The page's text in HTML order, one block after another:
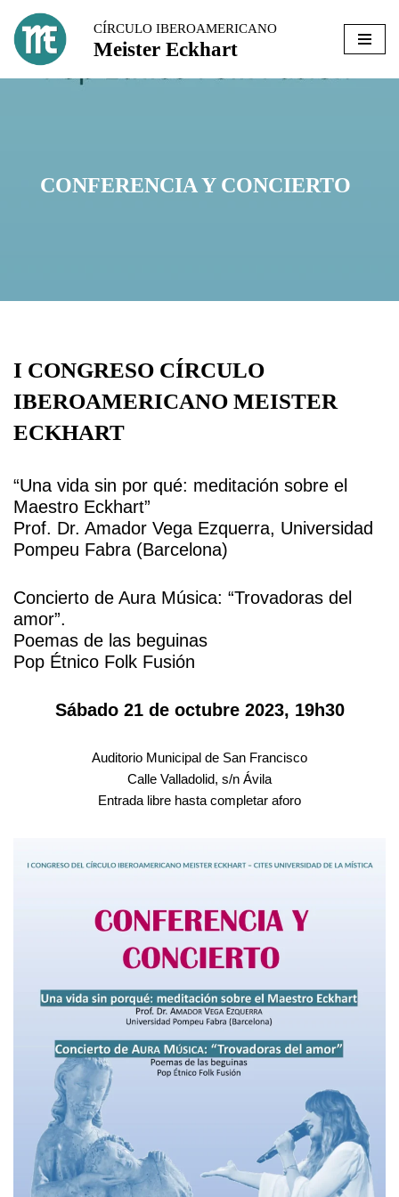
Ir
CÍRCULO IBEROAMERICANO
Meister Eckhart
CONFERENCIA Y CONCIERTO
I CONGRESO CÍRCULO
IBEROAMERICANO MEISTER
ECKHART
“Una vida sin por qué: meditación sobre el
Maestro Eckhart”
Prof. Dr. Amador Vega Ezquerra, Universidad
Pompeu Fabra (Barcelona)
Concierto de Aura Música: “Trovadoras del
amor”.
Poemas de las beguinas
Pop Étnico Folk Fusión
Sábado 21 de octubre 2023, 19h30
Auditorio Municipal de San Francisco
Calle Valladolid, s/n Ávila
Entrada libre hasta completar aforo